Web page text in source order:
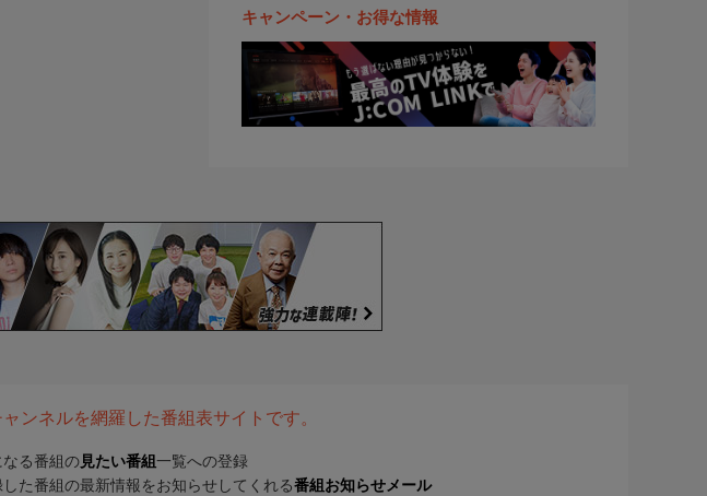
キャンペーン・お得な情報
ンネルを網羅した番組表サイトです。
なる番組の 見たい番組 一覧への登録
した番組の最新情報をお知らせしてくれる番組お知らせメール